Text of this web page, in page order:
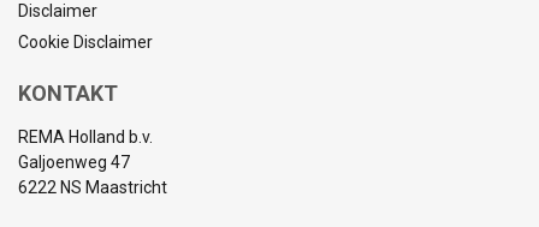
Disclaimer
Cookie Disclaimer
KONTAKT
REMA Holland b.v.
Galjoenweg 47
6222 NS Maastricht